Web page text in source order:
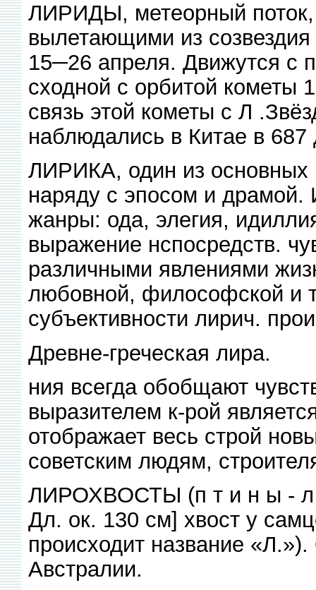
ЛИРИДЫ, метеорный поток,
вылетающими из
15─26 апреля. Движутся с
сходной с орбитой кометы
связь этой кометы с Л
наблюдались в Китае в 687
ЛИРИКА, один из основных
наряду с эпосом и драмой.
жанры: ода, элегия,
выражение нспосредств.
различными явлениями
любовной, философской и
субъективности лирич.
Древне-греческая лира.
ния всегда обобщают
выразителем к-рой
отображает весь строй
советским людям,
ЛИРОХВОСТЫ (п т и н ы - л
Дл. ок. 130 см] хвост у
происходит название
Австралии.